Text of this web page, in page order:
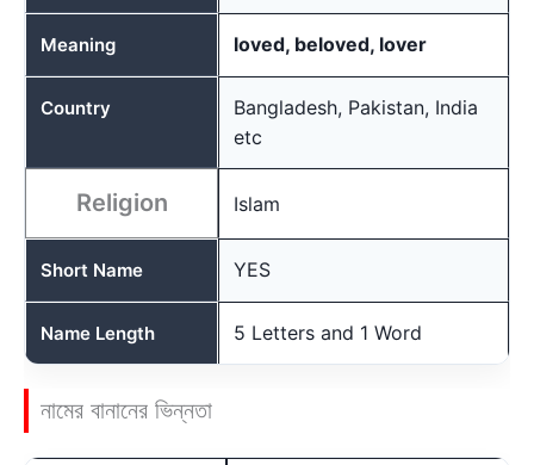
Meaning loved, beloved, lover
Country
Bangladesh, Pakistan, India
etc
Religion Islam
Short Name YES
Name Length 5 Letters and 1 Word
নামের বানানের ভিন্নতা